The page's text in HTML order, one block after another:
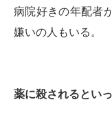
病院好きの年配者
嫌いの人もいる。
薬に殺されるとい